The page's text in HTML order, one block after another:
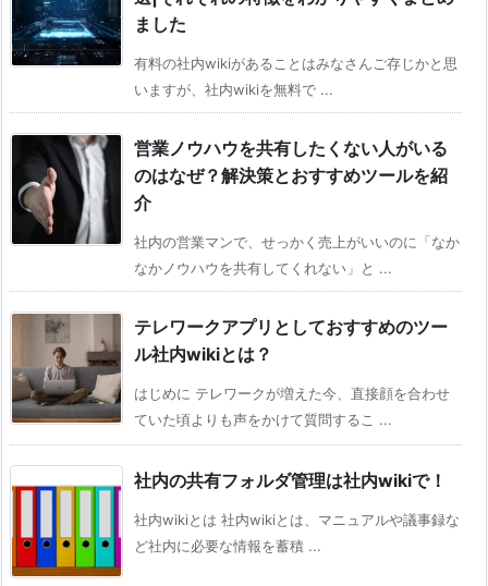
ました
有料の社内wikiがあることはみなさんご存じかと思
いますが、社内wikiを無料で ...
営業ノウハウを共有したくない人がいる
のはなぜ？解決策とおすすめツールを紹
介
社内の営業マンで、せっかく売上がいいのに「なか
なかノウハウを共有してくれない」と ...
テレワークアプリとしておすすめのツー
ル社内wikiとは？
はじめに テレワークが増えた今、直接顔を合わせ
ていた頃よりも声をかけて質問するこ ...
社内の共有フォルダ管理は社内wikiで！
社内wikiとは 社内wikiとは、マニュアルや議事録な
ど社内に必要な情報を蓄積 ...